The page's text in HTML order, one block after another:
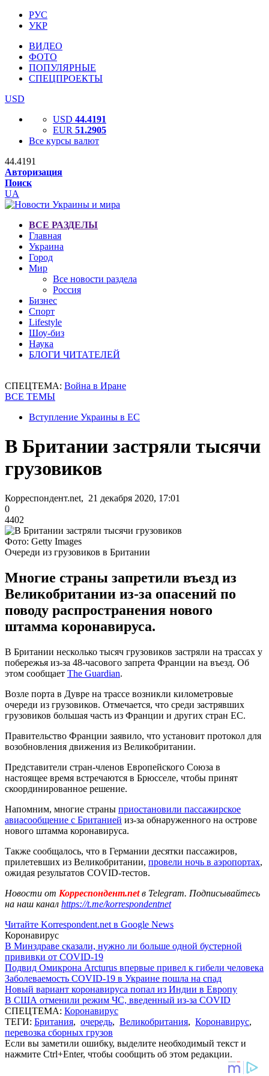
РУС
УКР
ВИДЕО
ФОТО
ПОПУЛЯРНЫЕ
СПЕЦПРОЕКТЫ
USD
USD 44.4191
EUR 51.2905
Все курсы валют
44.4191
Авторизация
Поиск
UA
ВСЕ РАЗДЕЛЫ
Главная
Украина
Город
Мир
Все новости раздела
Россия
Бизнес
Спорт
Lifestyle
Шоу-биз
Наука
БЛОГИ ЧИТАТЕЛЕЙ
СПЕЦТЕМА: Война в Иране
ВСЕ ТЕМЫ
Вступление Украины в ЕС
В Британии застряли тысячи
грузовиков
Корреспондент.net, 21 декабря 2020, 17:01
0
4402
Фото: Getty Images
Очереди из грузовиков в Британии
Многие страны запретили въезд из
Великобритании из-за опасений по
поводу распространения нового
штамма коронавируса.
В Британии несколько тысяч грузовиков застряли на трассах у
побережья из-за 48-часового запрета Франции на въезд. Об
этом сообщает The Guardian.
Возле порта в Дувре на трассе возникли километровые
очереди из грузовиков. Отмечается, что среди застрявших
грузовиков большая часть из Франции и других стран ЕС.
Правительство Франции заявило, что установит протокол для
возобновления движения из Великобритании.
Представители стран-членов Европейского Союза в
настоящее время встречаются в Брюсселе, чтобы принят
скоординированное решение.
Напомним, многие страны приостановили пассажирское
авиасообщение с Британией из-за обнаруженного на острове
нового штамма коронавируса.
Также сообщалось, что в Германии десятки пассажиров,
прилетевших из Великобритании, провели ночь в аэропортах,
ожидая результатов COVID-тестов.
Новости от Корреспондент.netв Telegram. Подписывайтесь
на наш канал https://t.me/korrespondentnet
Читайте Korrespondent.net в Google News
Коронавирус
В Минздраве сказали, нужно ли больше одной бустерной
прививки от COVID-19
Подвид Омикрона Arcturus впервые привел к гибели человека
Заболеваемость COVID-19 в Украине пошла на спад
Новый вариант коронавируса попал из Индии в Европу
В США отменили режим ЧС, введенный из-за COVID
СПЕЦТЕМА: Коронавирус
ТЕГИ: Британия, очередь, Великобритания, Коронавирус,
перевозка сборных грузов
Если вы заметили ошибку, выделите необходимый текст и
нажмите Ctrl+Enter, чтобы сообщить об этом редакции.